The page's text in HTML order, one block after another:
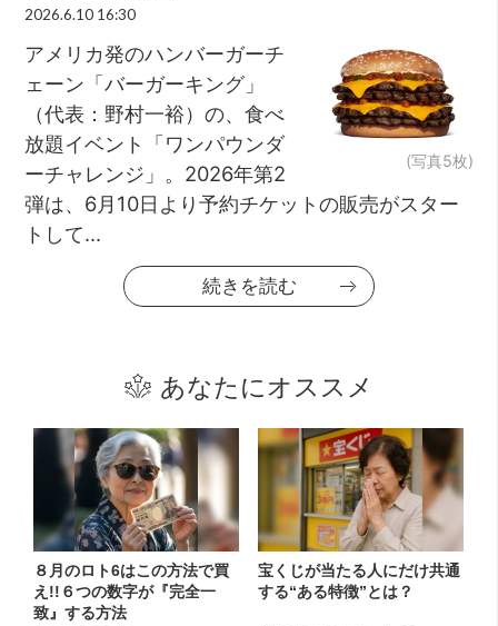
2026.6.10 16:30
(写真5枚)
アメリカ発のハンバーガーチ
ェーン「バーガーキング」
（代表：野村一裕）の、食べ
放題イベント「ワンパウンダ
ーチャレンジ」。2026年第2
弾は、6月10日より予約チケットの販売がスター
トして...
続きを読む
あなたにオススメ
８月のロト6はこの方法で買
え!!６つの数字が『完全一
致』する方法
宝くじが当たる人にだけ共通
する“ある特徴”とは？